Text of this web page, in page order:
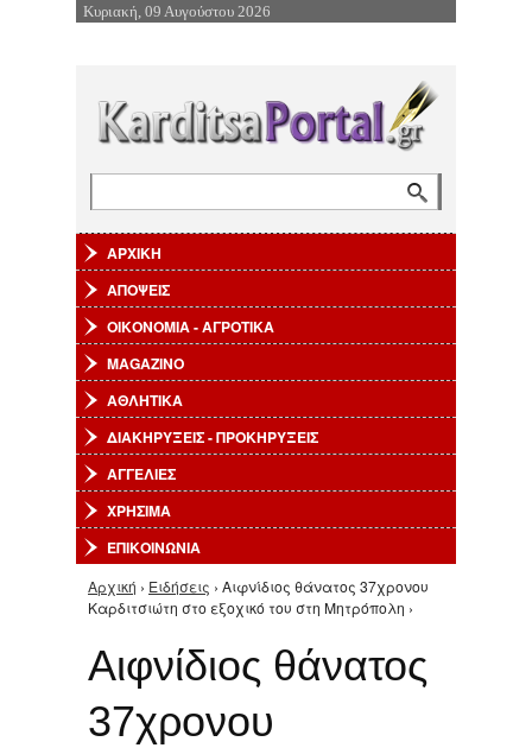
Επιστροφή στην Πλοήγηση
Κυριακή, 09 Αυγούστου 2026
ΑΡΧΙΚΗ
ΑΠΟΨΕΙΣ
ΟΙΚΟΝΟΜΙΑ - ΑΓΡΟΤΙΚΑ
MAGAZINO
ΑΘΛΗΤΙΚΑ
ΔΙΑΚΗΡΥΞΕΙΣ - ΠΡΟΚΗΡΥΞΕΙΣ
ΑΓΓΕΛΙΕΣ
ΧΡΗΣΙΜΑ
ΕΠΙΚΟΙΝΩΝΙΑ
Είστε εδώ
Αρχική › Ειδήσεις › Αιφνίδιος θάνατος 37χρονου
Καρδιτσιώτη στο εξοχικό του στη Μητρόπολη ›
Αιφνίδιος θάνατος
37χρονου